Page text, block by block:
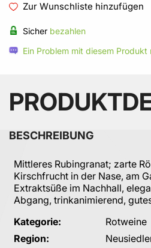
Zur Wunschliste hinzufügen
Sicher bezahlen
Ein Problem mit diesem Produkt
BESCHREIBUNG
Mittleres Rubingranat; zarte
Kirschfrucht in der Nase, am
Extraktsüße im Nachhall,
Abgang, trinkanimierend,
Kategorie:
Rotweine
Region: